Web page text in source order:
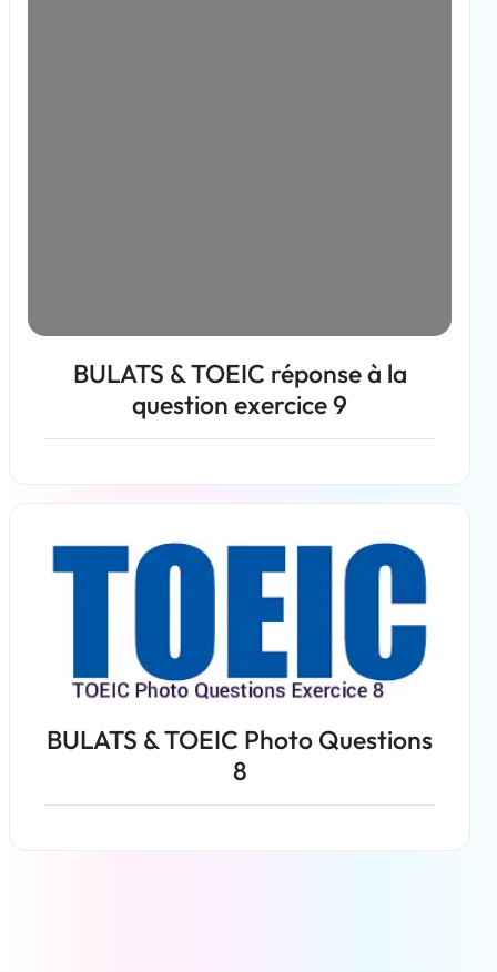
BULATS & TOEIC réponse à la
question exercice 9
BULATS & TOEIC Photo Questions
8